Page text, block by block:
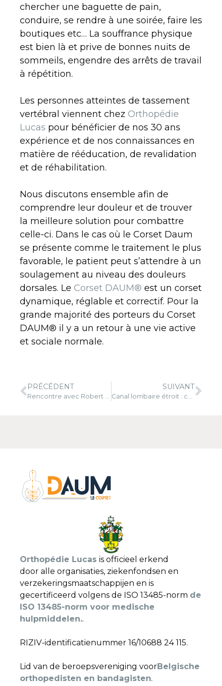
chercher une baguette de pain,
conduire, se rendre à une soirée, faire les
boutiques etc… La souffrance physique
est bien là et prive de bonnes nuits de
sommeils, engendre des arrêts de travail
à répétition.
Les personnes atteintes de tassement
vertébral viennent chez Orthopédie
Lucas pour bénéficier de nos 30 ans
expérience et de nos connaissances en
matière de rééducation, de revalidation
et de réhabilitation.
Nous discutons ensemble afin de
comprendre leur douleur et de trouver
la meilleure solution pour combattre
celle-ci. Dans le cas où le Corset Daum
se présente comme le traitement le plus
favorable, le patient peut s’attendre à un
soulagement au niveau des douleurs
dorsales. Le Corset DAUM® est un corset
dynamique, réglable et correctif. Pour la
grande majorité des porteurs du Corset
DAUM® il y a un retour à une vie active
et sociale normale.
PRÉCÉDENT
Rencontre avec Robert Gunzburg – orthopédiste
SUIVANT
Canal lombaire étroit : combattre les douleurs
Orthopédie Lucas is officieel erkend
door alle organisaties, ziekenfondsen en
verzekeringsmaatschappijen en is
gecertificeerd volgens de ISO 13485-norm de
ISO 13485-norm voor medische
hulpmiddelen..
RIZIV-identificatienummer 16/10688 24 115.
Lid van de beroepsvereniging voorBelgische
orthopedisten en bandagisten.